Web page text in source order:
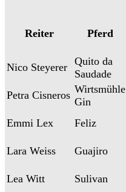
Reiter Pferd
Nico Steyerer Quito da
Saudade
Petra Cisneros Wirtsmühle
Gin
Emmi Lex Feliz
Lara Weiss Guajiro
Lea Witt Sulivan